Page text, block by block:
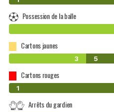
Possession de la balle
Cartons jaunes
3 5
Cartons rouges
0
1
Arrêts du gardien